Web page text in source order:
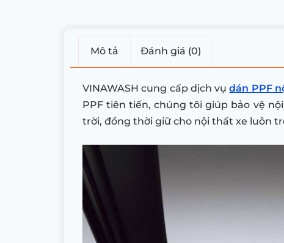
Mô tả Đánh giá (0)
VINAWASH cung cấp dịch vụdán PPF
PPF tiên tiến, chúng tôi giúp bảo vệ
trời, đồng thời giữ cho nội thất xe luôn